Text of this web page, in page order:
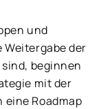
und
Weitergabe der
beginnen
mit der
Roadmap